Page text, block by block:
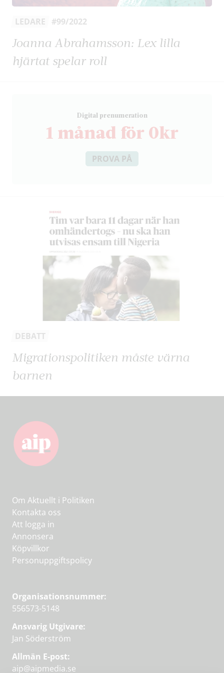
LEDARE #99/2022
Joanna Abrahamsson: Lex lilla
hjärtat spelar roll
Digital prenumeration
1 månad för 0kr
PROVA PÅ
DEBATT
Migrationspolitiken måste värna
barnen
Om Aktuellt i Politiken
Kontakta oss
Att logga in
Annonsera
Köpvillkor
Personuppgiftspolicy
Organisationsnummer:
556573-5148
Ansvarig Utgivare:
Jan Söderström
Allmän E-post:
aip@aipmedia.se